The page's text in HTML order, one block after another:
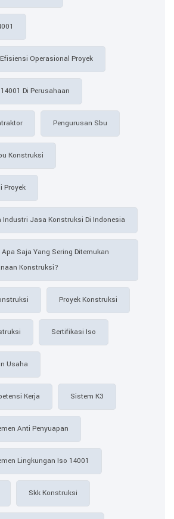
Operasional Proyek
Di Perusahaan
Pengurusan Sbu
Konstruksi
Proyek
Industri Jasa Konstruksi Di Indonesia
Saja Yang Sering Ditemukan
Konstruksi?
Proyek Konstruksi
Sertifikasi Iso
Usaha
Kerja Sistem K3
Anti Penyuapan
Lingkungan Iso 14001
Skk Konstruksi